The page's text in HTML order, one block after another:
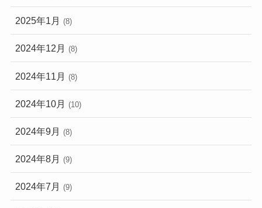
2025年1月 (8)
2024年12月 (8)
2024年11月 (8)
2024年10月 (10)
2024年9月 (8)
2024年8月 (9)
2024年7月 (9)